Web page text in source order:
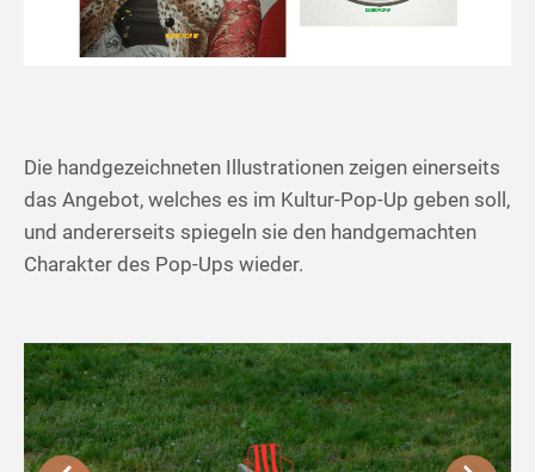
Die handgezeichneten Illustrationen zeigen einerseits
das Angebot, welches es im Kultur-Pop-Up geben soll,
und andererseits spiegeln sie den handgemachten
Charakter des Pop-Ups wieder.